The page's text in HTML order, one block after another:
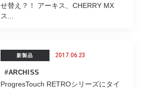
せ替え？！ アーキス、CHERRY MX
ス...
新製品 2017.06.23
#ARCHISS
ProgresTouch RETROシリーズにタイ